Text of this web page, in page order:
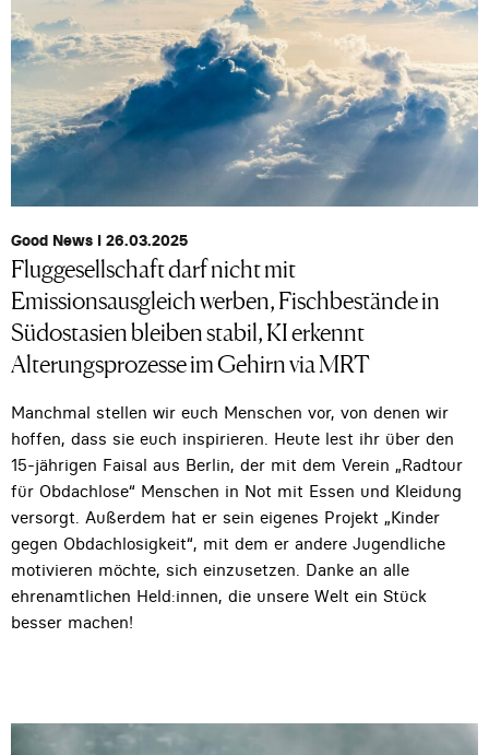
Good News I 26.03.2025
Fluggesellschaft darf nicht mit
Emissionsausgleich werben, Fischbestände in
Südostasien bleiben stabil, KI erkennt
Alterungsprozesse im Gehirn via MRT
Manchmal stellen wir euch Menschen vor, von denen wir
hoffen, dass sie euch inspirieren. Heute lest ihr über den
15-jährigen Faisal aus Berlin, der mit dem Verein „Radtour
für Obdachlose“ Menschen in Not mit Essen und Kleidung
versorgt. Außerdem hat er sein eigenes Projekt „Kinder
gegen Obdachlosigkeit“, mit dem er andere Jugendliche
motivieren möchte, sich einzusetzen. Danke an alle
ehrenamtlichen Held:innen, die unsere Welt ein Stück
besser machen!